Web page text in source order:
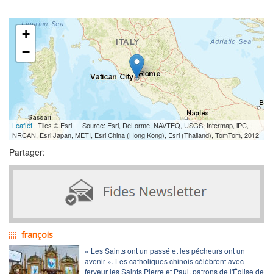
+
−
Leaflet | Tiles © Esri — Source: Esri, DeLorme, NAVTEQ, USGS, Intermap, iPC,
NRCAN, Esri Japan, METI, Esri China (Hong Kong), Esri (Thailand), TomTom, 2012
Partager:
françois
« Les Saints ont un passé et les pécheurs ont un
avenir ». Les catholiques chinois célèbrent avec
ferveur les Saints Pierre et Paul, patrons de l'Église de